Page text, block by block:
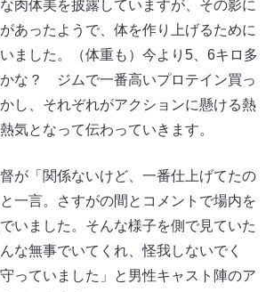
肉体美を披露していますが、その影に
あったようで、体を作り上げるために
いました。（体重も）今より5、6キロ多
な？ ジムで一番高いプロテイン買っ
し、それぞれがアクションに懸ける熱
気となって伝わっていきます。
が「関係ないけど、一番仕上げてたの
一言。さすがの間とコメントで場内を
いました。そんな様子を側で見ていた
な無事でいてくれ、怪我しないでく
っていました」と男性キャスト陣のア